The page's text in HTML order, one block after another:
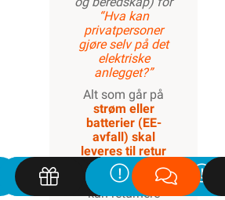
“Hva kan
privatpersoner
gjøre selv på det
elektriske
anlegget?”
Alt som går på
strøm eller
batterier (EE-
avfall) skal
leveres til retur
når det ikke kan
brukes lenger. Du
kan returnere